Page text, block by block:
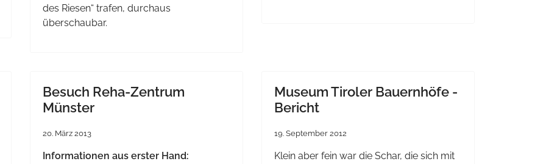
des Riesen“ trafen, durchaus
überschaubar.
Besuch Reha-Zentrum
Münster
20. März 2013
Informationen aus erster Hand:
Museum Tiroler Bauernhöfe -
Bericht
19. September 2012
Klein aber fein war die Schar, die sich mit